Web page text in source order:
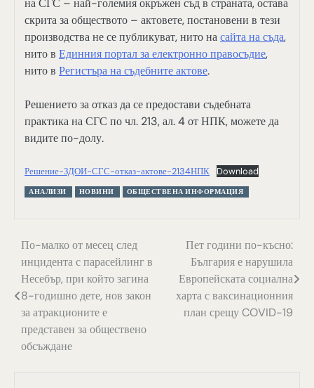
на СГС – най-големия окръжен съд в страната, остава
скрита за обществото – актовете, постановени в тези
производства не се публикуват, нито насайта на съда,
нито в Единния портал за електронно правосъдие,
нито в Регистъра на съдебните актове.
Решението за отказ да се предостави съдебната
практика на СГС по чл. 213, ал. 4 от НПК, можете да
видите по-долу.
Решение-ЗДОИ-СГС-отказ-актове-2134НПК Download
АНАЛИЗИ НОВИНИ ОБЩЕСТВЕНА ИНФОРМАЦИЯ
Навигация
По-малко от месец след
инцидента с парасейлинг в
Несебър, при който загина
8-годишно дете, нов закон
за атракционите е
представен за обществено
обсъждане
Пет години по-късно:
България е нарушила
Европейската социална
харта с ваксинационния
план срещу COVID-19